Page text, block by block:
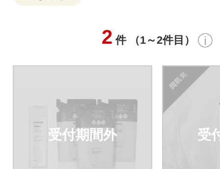
2 件 （1～2件目）
受付期間外 受